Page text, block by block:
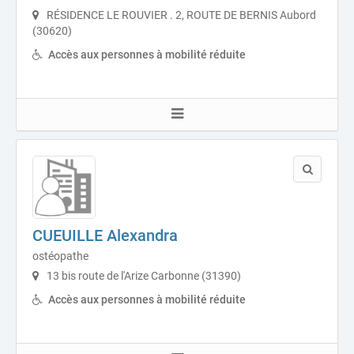
RÉSIDENCE LE ROUVIER . 2, ROUTE DE BERNIS Aubord
(30620)
Accès aux personnes à mobilité réduite
CUEUILLE Alexandra
ostéopathe
13 bis route de l'Arize Carbonne (31390)
Accès aux personnes à mobilité réduite